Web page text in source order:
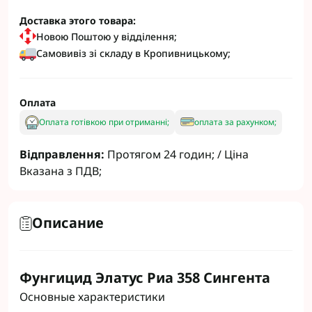
Доставка этого товара:
Новою Поштою у відділення;
Самовивіз зі складу в Кропивницькому;
Оплата
Оплата готівкою при отриманні; оплата за рахунком;
Відправлення: Протягом 24 годин; / Ціна
Вказана з ПДВ;
Описание
Фунгицид Элатус Риа 358 Сингента
Основные характеристики